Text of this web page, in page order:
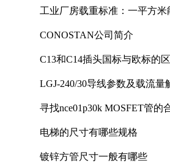
工业厂房载重标准：一平方
CONOSTAN公司简介
C13和C14插头国标与欧标的
LGJ-240/30导线参数及载流量
寻找nce01p30k MOSFET管的
电梯的尺寸有哪些规格
镀锌方管尺寸一般有哪些